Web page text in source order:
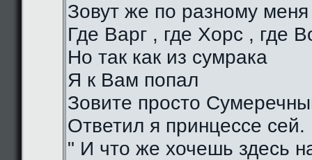
Зовут же по разному меня
Где Варг , где Хорс , где
Но так как из сумрака
Я к Вам попал
Зовите просто
Ответил я принцессе сей.
" И что же хочешь здесь